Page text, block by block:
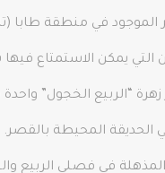
الموجود في منطقة طابا
يمكن الاستمتاع فيها
زهرة “الربيع الخجول”
الحديقة المحيطة
المذهلة في فصلي الربيع